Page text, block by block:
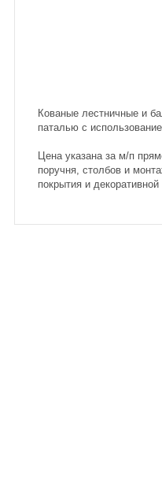
Кованые лестничные и
паталью с
Цена указана за м/п
поручня, столбов и
покрытия и